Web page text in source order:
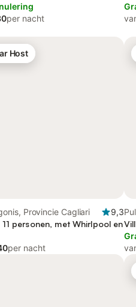
per nacht
Host
Provincie Cagliari
9,3
personen, met Whirlpool en
per nacht